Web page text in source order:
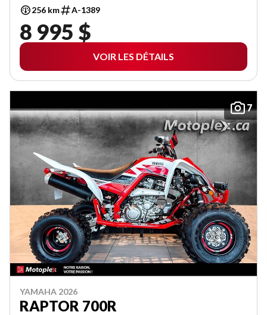
256 km A-1389
8 995 $
VOIR LES DÉTAILS
7
YAMAHA 2026
RAPTOR 700R